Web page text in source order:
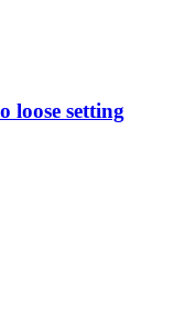
loose setting